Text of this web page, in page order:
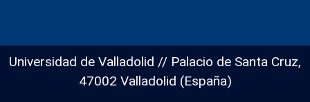
Universidad de Valladolid // Palacio de Santa Cruz,
47002 Valladolid (España)